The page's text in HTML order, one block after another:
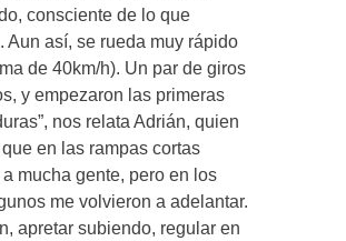
consciente de lo que
Aun así, se rueda muy rápido
de 40km/h). Un par de giros
y empezaron las primeras
nos relata Adrián, quien
en las rampas cortas
mucha gente, pero en los
me volvieron a adelantar.
apretar subiendo, regular en